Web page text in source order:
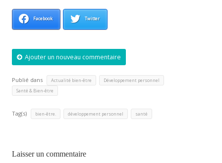
Facebook Twitter
Ajouter un nouveau commentaire
Publié dans Actualité bien-être Développement personnel
Santé & Bien-être
Tag(s) bien-être. développement personnel santé
Laisser un commentaire